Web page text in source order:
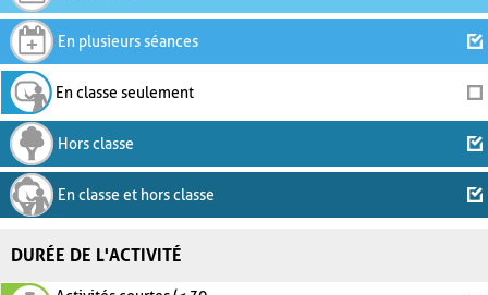
En plusieurs séances
En classe seulement
Hors classe
En classe et hors classe
DURÉE DE L'ACTIVITÉ